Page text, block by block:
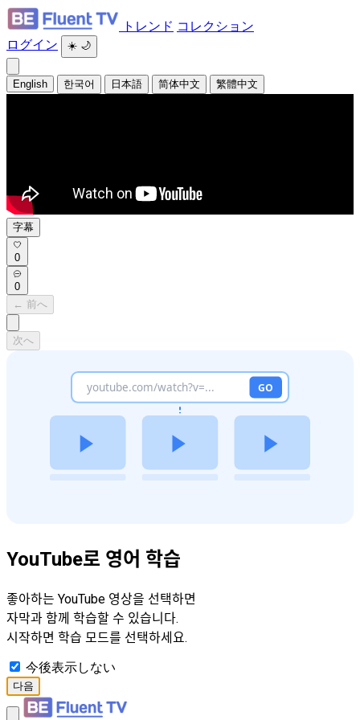
トレンド コレクション
ログイン
☀️ 🌙
English 한국어 日本語 简体中文 繁體中文
字幕
0
0
← 前へ
次へ
YouTube로 영어 학습
좋아하는 YouTube 영상을 선택하면
자막과 함께 학습할 수 있습니다.
시작하면 학습 모드를 선택하세요.
今後表示しない
다음